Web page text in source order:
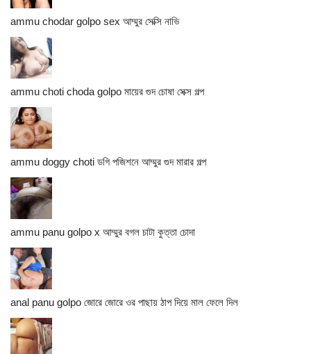
ammu chodar golpo sex আম্মুর সেক্সি নাভি
ammu choti choda golpo মায়ের গুদ চোষা সেক্স গল্প
ammu doggy choti ডগি পজিশনে আম্মুর গুদ মারার গল্প
ammu panu golpo x আম্মুর বগল চাটা কুত্তা চোদা
anal panu golpo জোরে জোরে ওর পাছায় ঠাপ দিয়ে মাল ফেলে দিল